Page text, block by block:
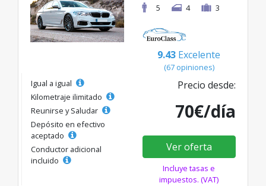
5
4 3
9.43 Excelente
(67 opiniones)
Igual a igual
Kilometraje ilimitado
Reunirse y Saludar
Depósito en efectivo
aceptado
Conductor adicional
incluido
Precio desde:
70€/día
Ver oferta
Incluye tasas e
impuestos. (VAT)